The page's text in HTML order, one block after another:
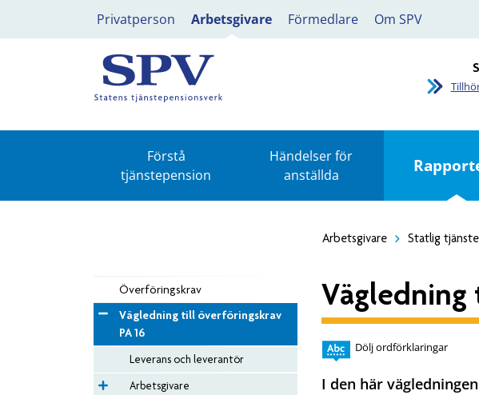
Privatperson Arbetsgivare Förmedlare Om SPV
Förstå
tjänstepension
Händelser för
anställda
Arbetsgivare Statlig
Överföringskrav
Vägledning till överföringskrav
PA 16
Leverans och leverantör
Arbetsgivare
Vägledning
Dölj ordförklaringar
I den här